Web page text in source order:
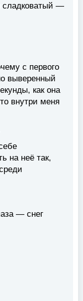
сладковатый —
с первого
выверенный
как она
внутри меня
на неё так,
— снег